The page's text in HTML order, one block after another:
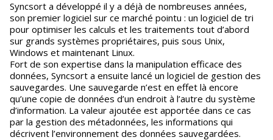
Syncsort a développé il y a déjà de nombreuses années,
son premier logiciel sur ce marché pointu : un logiciel de tri
pour optimiser les calculs et les traitements tout d’abord
sur grands systèmes propriétaires, puis sous Unix,
Windows et maintenant Linux.
Fort de son expertise dans la manipulation efficace des
données, Syncsort a ensuite lancé un logiciel de gestion des
sauvegardes. Une sauvegarde n’est en effet là encore
qu’une copie de données d’un endroit à l’autre du système
d’information. La valeur ajoutée est apportée dans ce cas
par la gestion des métadonnées, les informations qui
décrivent l’environnement des données sauvegardées.